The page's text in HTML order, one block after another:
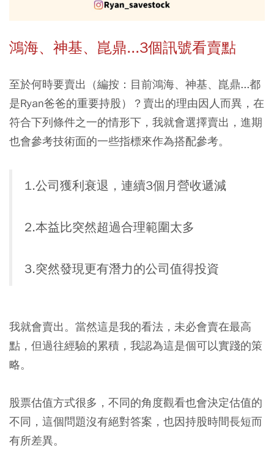
鴻海、神基、崑鼎...3個訊號看賣點
至於何時要賣出（編按：目前鴻海、神基、崑鼎...都
是Ryan爸爸的重要持股）？賣出的理由因人而異，在
符合下列條件之一的情形下，我就會選擇賣出，進期
也會參考技術面的一些指標來作為搭配參考。
1.公司獲利衰退，連續3個月營收遞減
2.本益比突然超過合理範圍太多
3.突然發現更有潛力的公司值得投資
我就會賣出。當然這是我的看法，未必會賣在最高
點，但過往經驗的累積，我認為這是個可以實踐的策
略。
股票估值方式很多，不同的角度觀看也會決定估值的
不同，這個問題沒有絕對答案，也因持股時間長短而
有所差異。